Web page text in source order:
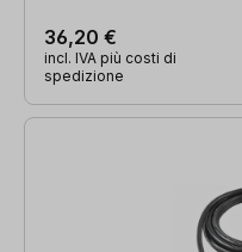
36,20 €
incl. IVA più costi di
spedizione